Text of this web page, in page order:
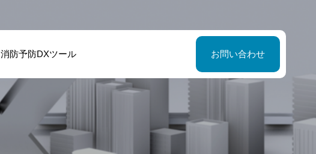
消防予防DXツール お問い合わせ